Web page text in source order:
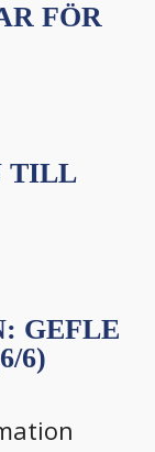
FÖR
TILL
GEFLE
6)